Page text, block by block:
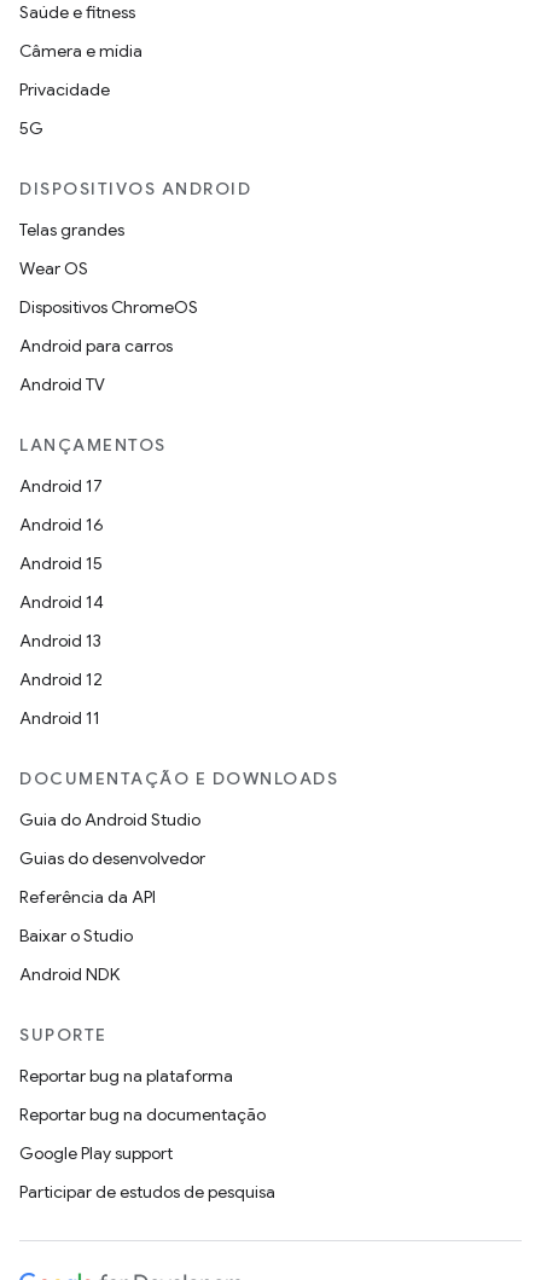
Saúde e fitness
Câmera e mídia
Privacidade
5G
DISPOSITIVOS ANDROID
Telas grandes
Wear OS
Dispositivos ChromeOS
Android para carros
Android TV
LANÇAMENTOS
Android 17
Android 16
Android 15
Android 14
Android 13
Android 12
Android 11
DOCUMENTAÇÃO E DOWNLOADS
Guia do Android Studio
Guias do desenvolvedor
Referência da API
Baixar o Studio
Android NDK
SUPORTE
Reportar bug na plataforma
Reportar bug na documentação
Google Play support
Participar de estudos de pesquisa